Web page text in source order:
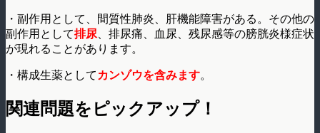
・副作用として、間質性肺炎、肝機能障害がある。その他の
副作用として排尿 、排尿痛、血尿、残尿感等の膀胱炎様症状
が現れることがあります。
・構成生薬として カンゾウを含みます。
関連問題をピックアップ！